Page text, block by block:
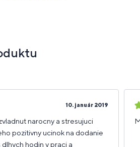
10. január 2019
narocny a stresujuci
pozitivny ucinok na dodanie
hodin v praci a
5